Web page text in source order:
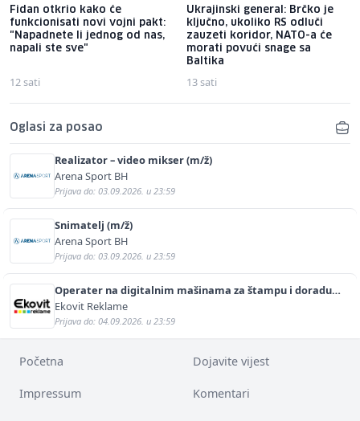
Fidan otkrio kako će
funkcionisati novi vojni pakt:
"Napadnete li jednog od nas,
napali ste sve"
12 sati
Ukrajinski general: Brčko je
ključno, ukoliko RS odluči
zauzeti koridor, NATO-a će
morati povući snage sa
Baltika
13 sati
Oglasi za posao
Realizator – video mikser (m/ž)
Arena Sport BH
Prijava do: 03.09.2026. u 23:59
Snimatelj (m/ž)
Arena Sport BH
Prijava do: 03.09.2026. u 23:59
Operater na digitalnim mašinama za štampu i doradu
(m/ž)
Ekovit Reklame
Prijava do: 04.09.2026. u 23:59
Početna Dojavite vijest
Impressum Komentari